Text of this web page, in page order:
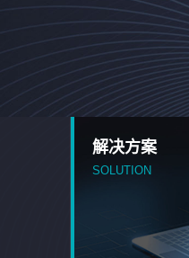
解决方案
SOLUTION